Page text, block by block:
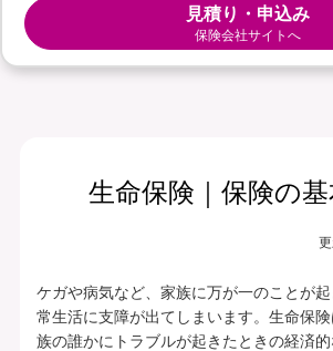
見積り・申込み
保険会社サイトへ
生命保険｜保険の
ケガや病気など、家族に万が一のことが
常生活に支障が出てしまいます。生命保
族の誰かにトラブルが起きたときの経済